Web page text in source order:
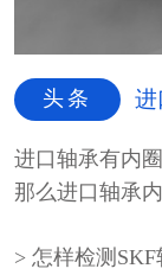
头条 进
进口轴承有内
那么进口轴承
怎样检测SKF